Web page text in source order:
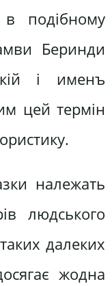
подібному
Беринди
і именъ
цей термін
належать
людського
далеких
жодна